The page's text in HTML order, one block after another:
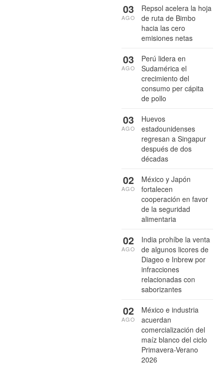
Repsol acelera la hoja
de ruta de Bimbo
hacia las cero
emisiones netas
03
AGO
Perú lidera en
Sudamérica el
crecimiento del
consumo per cápita
de pollo
03
AGO
Huevos
estadounidenses
regresan a Singapur
después de dos
décadas
03
AGO
México y Japón
fortalecen
cooperación en favor
de la seguridad
alimentaria
02
AGO
India prohíbe la venta
de algunos licores de
Diageo e Inbrew por
infracciones
relacionadas con
saborizantes
02
AGO
México e industria
acuerdan
comercialización del
maíz blanco del ciclo
Primavera-Verano
2026
02
AGO